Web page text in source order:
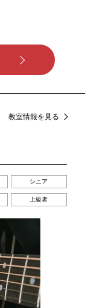
教室情報を見る
シニア
上級者